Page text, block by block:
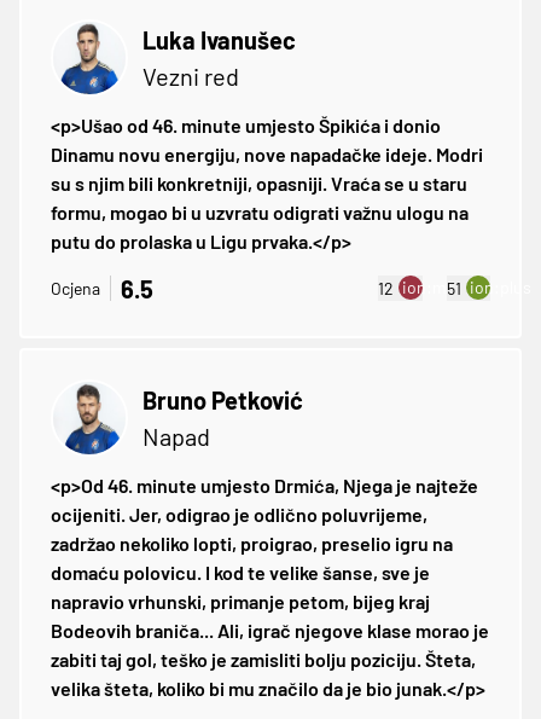
Luka Ivanušec
Vezni red
<p>Ušao od 46. minute umjesto Špikića i donio
Dinamu novu energiju, nove napadačke ideje. Modri
su s njim bili konkretniji, opasniji. Vraća se u staru
formu, mogao bi u uzvratu odigrati važnu ulogu na
putu do prolaska u Ligu prvaka.</p>
Ocjena 6.5 12 ion:minus
51 ion:plus
Bruno Petković
Napad
<p>Od 46. minute umjesto Drmića, Njega je najteže
ocijeniti. Jer, odigrao je odlično poluvrijeme,
zadržao nekoliko lopti, proigrao, preselio igru na
domaću polovicu. I kod te velike šanse, sve je
napravio vrhunski, primanje petom, bijeg kraj
Bodeovih braniča... Ali, igrač njegove klase morao je
zabiti taj gol, teško je zamisliti bolju poziciju. Šteta,
velika šteta, koliko bi mu značilo da je bio junak.</p>